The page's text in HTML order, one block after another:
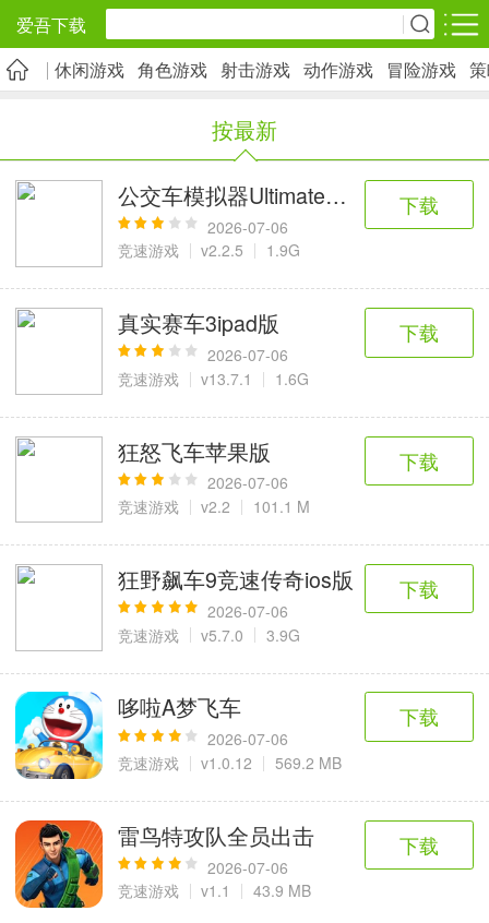
爱吾下载
安卓应用 安卓游戏
5千+款应用
社交通讯
2千+款应用
1万+款应用
实用工具
2万+款应用
金融理财
2百+款应用
6千+款应用
资讯阅读
1万+款应用
学习办公
3万+款应用
生活服务
医疗健康
6千+款应用
母婴育儿
2百+款应用
趣味娱乐
图像拍照
9百+款应用
休闲游戏 角色游戏 射击游戏 动作游戏 冒险游戏
按最新
公交车模拟器Ultimate苹果版
2026-07-06
竞速游戏
v2.2.5 1.9G
下载
真实赛车3ipad版
2026-07-06
竞速游戏
v13.7.1 1.6G
下载
狂怒飞车苹果版
2026-07-06
竞速游戏
v2.2 101.1 M
下载
狂野飙车9竞速传奇ios版
2026-07-06
竞速游戏
v5.7.0 3.9G
下载
哆啦A梦飞车
2026-07-06
竞速游戏
v1.0.12 569.2 MB
下载
雷鸟特攻队全员出击
2026-07-06
竞速游戏
v1.1 43.9 MB
下载